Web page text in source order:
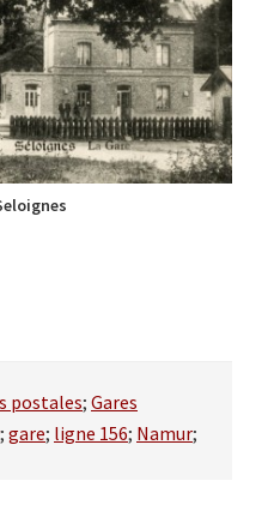
postales; Gares
; gare; ligne 156; Namur;